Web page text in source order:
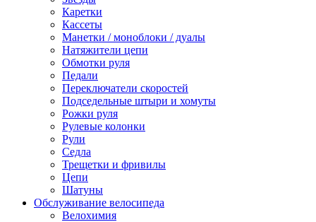
Каретки
Кассеты
Манетки / моноблоки / дуалы
Натяжители цепи
Обмотки руля
Педали
Переключатели скоростей
Подседельные штыри и хомуты
Рожки руля
Рулевые колонки
Рули
Седла
Трещетки и фривилы
Цепи
Шатуны
Обслуживание велосипеда
Велохимия